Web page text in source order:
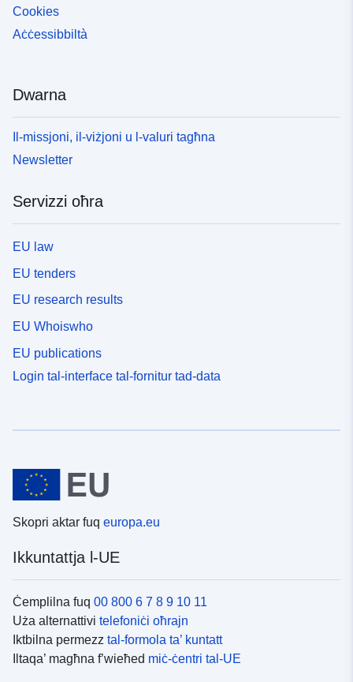
Cookies
Aċċessibbiltà
Dwarna
Il-missjoni, il-viżjoni u l-valuri tagħna
Newsletter
Servizzi oħra
EU law
EU tenders
EU research results
EU Whoiswho
EU publications
Login tal-interface tal-fornitur tad-data
Skopri aktar fuq europa.eu
Ikkuntattja l-UE
Ċemplilna fuq 00 800 6 7 8 9 10 11
Uża alternattivi telefoniċi oħrajn
Iktbilna permezz tal-formola ta’ kuntatt
Iltaqa’ magħna f’wieħed miċ-ċentri tal-UE